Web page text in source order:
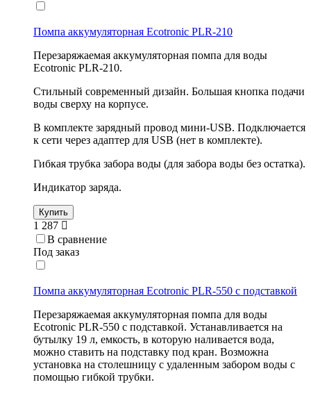
Помпа аккумуляторная Ecotronic PLR-210
Перезаряжаемая аккумуляторная помпа для воды
Ecotronic PLR-210.
Стильный современный дизайн. Большая кнопка подачи
воды сверху на корпусе.
В комплекте зарядный провод мини-USB. Подключается
к сети через адаптер для USB (нет в комплекте).
Гибкая трубка забора воды (для забора воды без остатка).
Индикатор заряда.
Купить
1 287
В сравнение
Под заказ
Помпа аккумуляторная Ecotronic PLR-550 с подставкой
Перезаряжаемая аккумуляторная помпа для воды
Ecotronic PLR-550 с подставкой. Устанавливается на
бутылку 19 л, емкость, в которую наливается вода,
можно ставить на подставку под кран. Возможна
установка на столешницу с удаленным забором воды с
помощью гибкой трубки.